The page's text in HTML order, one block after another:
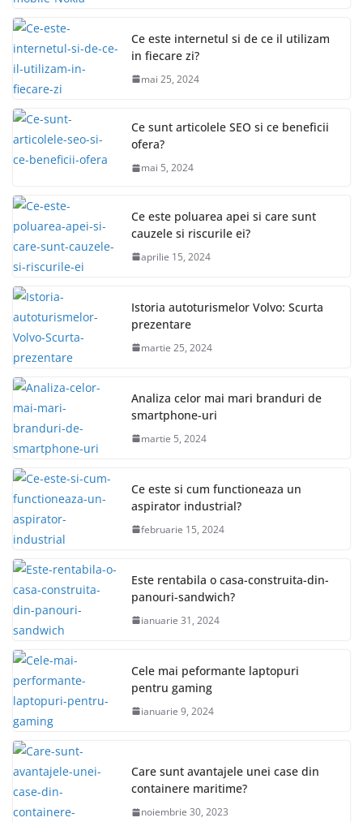
Ce este internetul si de ce il utilizam
in fiecare zi?
mai 25, 2024
Ce sunt articolele SEO si ce beneficii
ofera?
mai 5, 2024
Ce este poluarea apei si care sunt
cauzele si riscurile ei?
aprilie 15, 2024
Istoria autoturismelor Volvo: Scurta
prezentare
martie 25, 2024
Analiza celor mai mari branduri de
smartphone-uri
martie 5, 2024
Ce este si cum functioneaza un
aspirator industrial?
februarie 15, 2024
Este rentabila o casa-construita-din-
panouri-sandwich?
ianuarie 31, 2024
Cele mai peformante laptopuri
pentru gaming
ianuarie 9, 2024
Care sunt avantajele unei case din
containere maritime?
noiembrie 30, 2023